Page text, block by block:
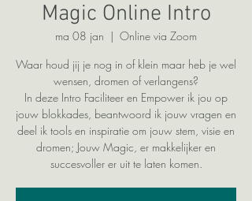
Magic Online Intro
ma 08 jan
  |
Online via Zoom
Waar houd jij je nog in of klein maar heb je wel
wensen, dromen of verlangens?
In deze Intro Faciliteer en Empower ik jou op
jouw blokkades, beantwoord ik jouw vragen en
deel ik tools en inspiratie om jouw stem, visie en
dromen; Jouw Magic, er makkelijker en
succesvoller er uit te laten komen.